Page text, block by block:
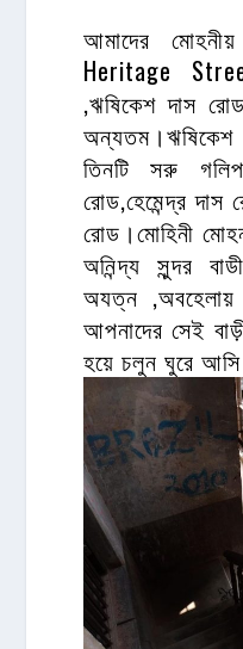
আমাদের
Heritage
,ঋষিকেশ দাস রোড
অন্যতম।ঋষিকেশ
তিনটি সরু
রোড,হেমেন্দ্র
রোড।মোহিনী
অনিন্দ্য সুন্দর
অযত্ন
আপনাদের সেই
হয়ে চলুন ঘুরে আসি